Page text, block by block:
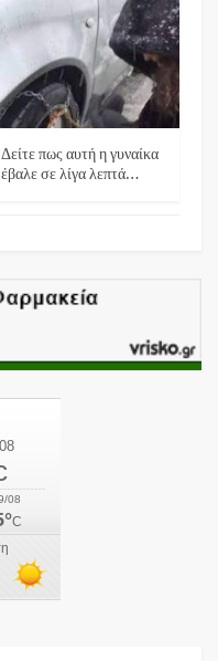
Δείτε πως αυτή η γυναίκα
έβαλε σε λίγα λεπτά…